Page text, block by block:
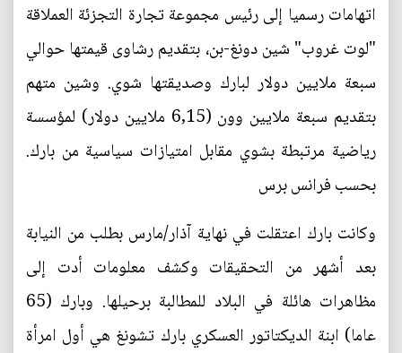
اتهامات رسميا إلى رئيس مجموعة تجارة التجزئة العملاقة
"لوت غروب" شين دونغ-بن، بتقديم رشاوى قيمتها حوالي
سبعة ملايين دولار لبارك وصديقتها شوي. وشين متهم
بتقديم سبعة ملايين وون (6,15 ملايين دولار) لمؤسسة
رياضية مرتبطة بشوي مقابل امتيازات سياسية من بارك.
بحسب فرانس برس
وكانت بارك اعتقلت في نهاية آذار/مارس بطلب من النيابة
بعد أشهر من التحقيقات وكشف معلومات أدت إلى
مظاهرات هائلة في البلاد للمطالبة برحيلها. وبارك (65
عاما) ابنة الديكتاتور العسكري بارك تشونغ هي أول امرأة